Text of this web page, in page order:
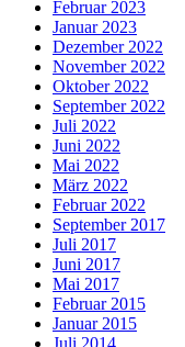
Februar 2023
Januar 2023
Dezember 2022
November 2022
Oktober 2022
September 2022
Juli 2022
Juni 2022
Mai 2022
März 2022
Februar 2022
September 2017
Juli 2017
Juni 2017
Mai 2017
Februar 2015
Januar 2015